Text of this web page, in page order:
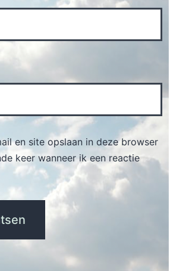
en site opslaan in deze browser
keer wanneer ik een reactie